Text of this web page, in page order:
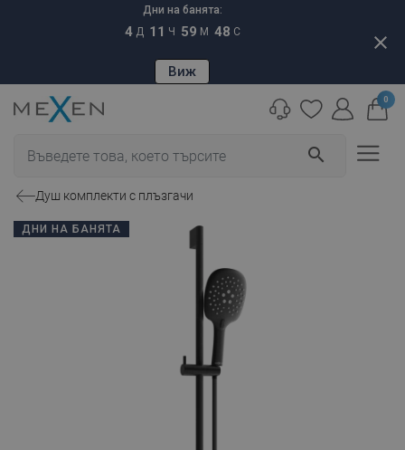
Дни на банята:
4 Д 11 Ч 59 М 47 С
Виж
close
search
0
Душ комплекти с плъзгачи
ДНИ НА БАНЯТА